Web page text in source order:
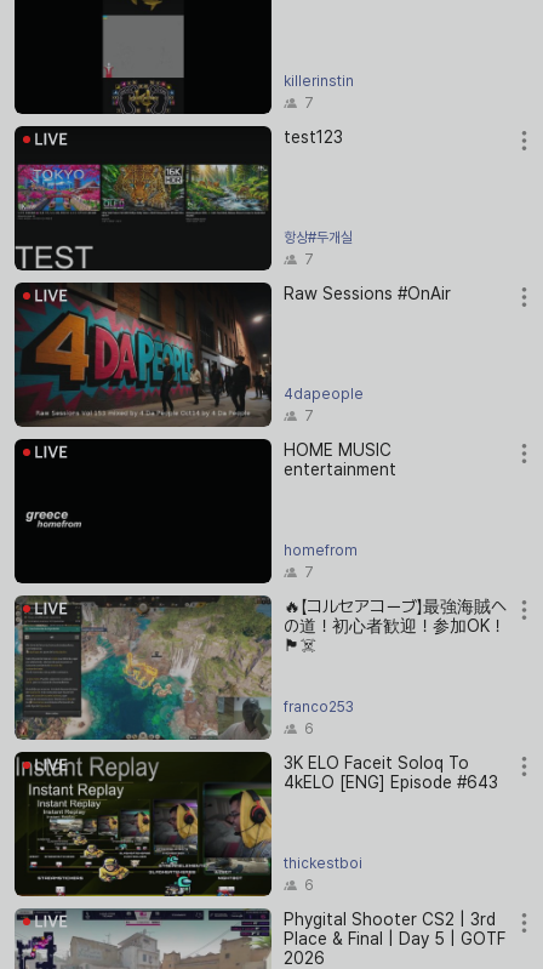
killerinstin
7
test123
항상#두개실
7
Raw Sessions #OnAir
4dapeople
7
HOME MUSIC
entertainment
homefrom
7
🔥【コルセアコーブ】最強海賊へ
の道！初心者歓迎！参加OK！
🏴‍☠️
franco253
6
3K ELO Faceit Soloq To
4kELO [ENG] Episode #643
thickestboi
6
Phygital Shooter CS2 | 3rd
Place & Final | Day 5 | GOTF
2026